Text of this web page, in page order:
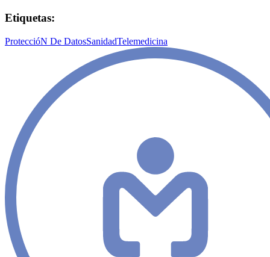
Etiquetas:
ProteccióN De DatosSanidadTelemedicina